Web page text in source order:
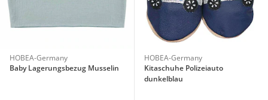
HOBEA-Germany
Baby Lagerungsbezug Musselin
HOBEA-Germany
Kitaschuhe Polizeiauto
dunkelblau